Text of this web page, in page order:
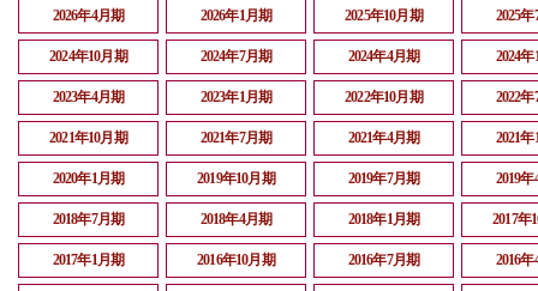
2026年4月期 2026年1月期 2025年10月期 2025
2024年10月期 2024年7月期 2024年4月期 2024
2023年4月期 2023年1月期 2022年10月期 2022
2021年10月期 2021年7月期 2021年4月期 2021
2020年1月期 2019年10月期 2019年7月期 2019
2018年7月期 2018年4月期 2018年1月期 2017年
2017年1月期 2016年10月期 2016年7月期 2016